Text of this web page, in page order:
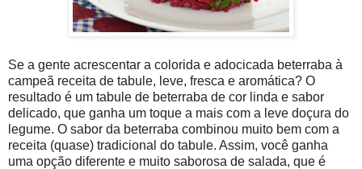
Se a gente acrescentar a colorida e adocicada beterraba à
campeã receita de tabule, leve, fresca e aromática? O
resultado é um tabule de beterraba de cor linda e sabor
delicado, que ganha um toque a mais com a leve doçura do
legume. O sabor da beterraba combinou muito bem com a
receita (quase) tradicional do tabule. Assim, você ganha
uma opção diferente e muito saborosa de salada, que é